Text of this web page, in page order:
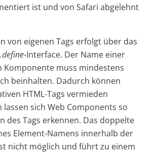
ist und von Safari abgelehnt
von eigenen Tags erfolgt über das
-Interface. Der Name einer
Komponente muss mindestens
beinhalten. Dadurch können
HTML-Tags vermieden
lassen sich Web Components so
des Tags erkennen. Das doppelte
Element-Namens innerhalb der
nicht möglich und führt zu einem